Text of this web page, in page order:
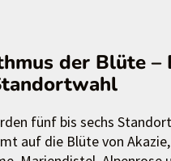
der Blüte –
fünf bis sechs
auf die Blüte von